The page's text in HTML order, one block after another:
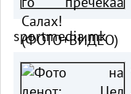
sportmedia.mk